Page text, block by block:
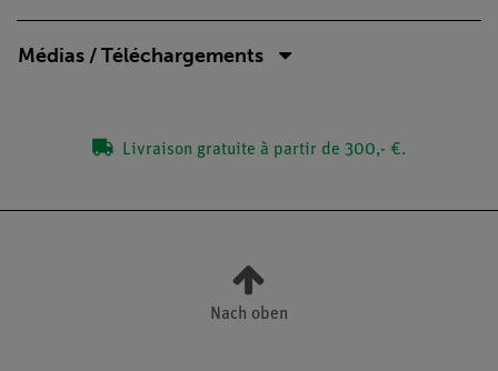
Médias / Téléchargements
Livraison gratuite à partir de 300,- €.
Nach oben